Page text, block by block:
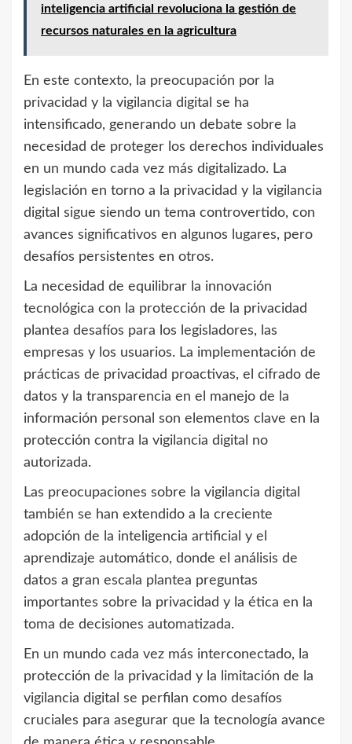
inteligencia artificial revoluciona la gestión de
recursos naturales en la agricultura
En este contexto, la preocupación por la
privacidad y la vigilancia digital se ha
intensificado, generando un debate sobre la
necesidad de proteger los derechos individuales
en un mundo cada vez más digitalizado. La
legislación en torno a la privacidad y la vigilancia
digital sigue siendo un tema controvertido, con
avances significativos en algunos lugares, pero
desafíos persistentes en otros.
La necesidad de equilibrar la innovación
tecnológica con la protección de la privacidad
plantea desafíos para los legisladores, las
empresas y los usuarios. La implementación de
prácticas de privacidad proactivas, el cifrado de
datos y la transparencia en el manejo de la
información personal son elementos clave en la
protección contra la vigilancia digital no
autorizada.
Las preocupaciones sobre la vigilancia digital
también se han extendido a la creciente
adopción de la inteligencia artificial y el
aprendizaje automático, donde el análisis de
datos a gran escala plantea preguntas
importantes sobre la privacidad y la ética en la
toma de decisiones automatizada.
En un mundo cada vez más interconectado, la
protección de la privacidad y la limitación de la
vigilancia digital se perfilan como desafíos
cruciales para asegurar que la tecnología avance